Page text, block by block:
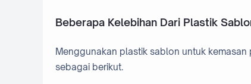
Beberapa Kelebihan Dari Plastik
Menggunakan plastik sablon untuk
sebagai berikut.